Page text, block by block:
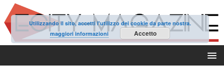
Utilizzando il sito, accetti l'utilizzo dei cookie da parte nostra.
maggiori informazioni
Accetto